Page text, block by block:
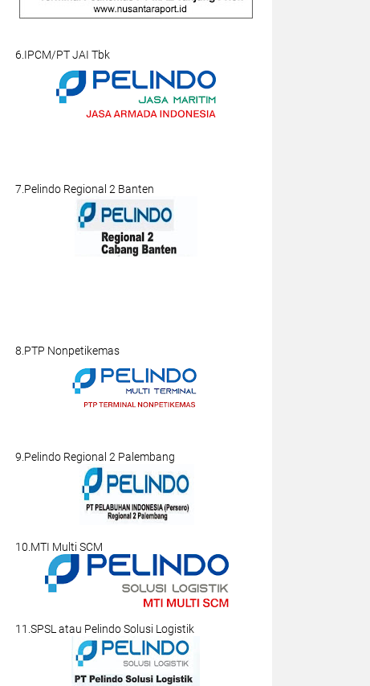
6.IPCM/PT JAI Tbk
7.Pelindo Regional 2 Banten
8.PTP Nonpetikemas
9.Pelindo Regional 2 Palembang
10.MTI Multi SCM
11.SPSL atau Pelindo Solusi Logistik